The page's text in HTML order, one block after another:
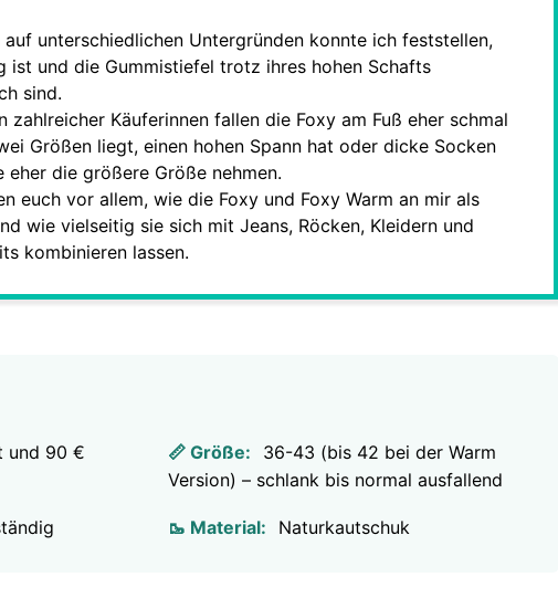
auf unterschiedlichen Untergründen konnte ich feststellen,
ist und die Gummistiefel trotz ihres hohen Schafts
sind.
zahlreicher Käuferinnen fallen die Foxy am Fuß eher schmal
Größen liegt, einen hohen Spann hat oder dicke Socken
die größere Größe nehmen.
euch vor allem, wie die Foxy und Foxy Warm an mir als
wie vielseitig sie sich mit Jeans, Röcken, Kleidern und
kombinieren lassen.
und 90 €
📏 Größe:
36-43 (bis 42 bei der Warm
Version) – schlank bis normal ausfallend
🥾 Material: Naturkautschuk